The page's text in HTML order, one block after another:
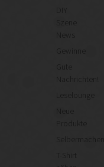
News
Gute
Nachrichten!
Leselounge
Neue
Produkte
Selbermachen
T-Shirt